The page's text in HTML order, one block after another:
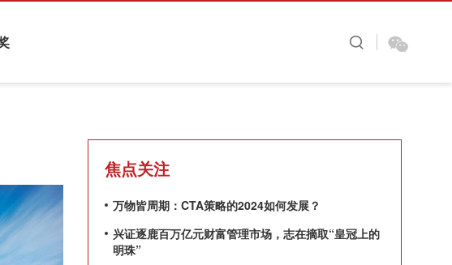
焦点关注
万物皆周期：CTA策略的2024如何发展？
兴证逐鹿百万亿元财富管理市场，志在摘取“皇冠上的
明珠”